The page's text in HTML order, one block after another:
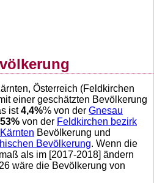
Österreich (Feldkirchen
einer geschätzten Bevölkerung
ist4,4%% von der Gnesau
% von der Feldkirchen bezirk
Kärnten Bevölkerung und
Bevölkerung. Wenn die
als im [2017-2018] ändern
wäre die Bevölkerung von